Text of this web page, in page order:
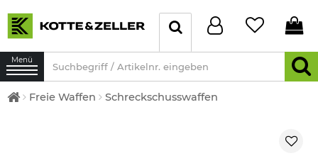
Menü
Freie Waffen Schreckschusswaffen